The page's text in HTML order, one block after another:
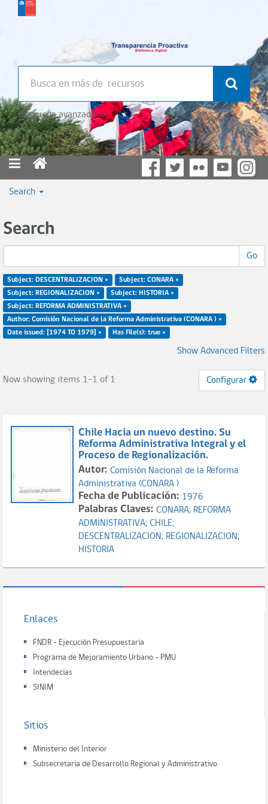
Búsqueda avanzada >>
Search
Search
Go
Subject: DESCENTRALIZACION ×
Subject: CONARA ×
Subject: REGIONALIZACION ×
Subject: HISTORIA ×
Subject: REFORMA ADMINISTRATIVA ×
Author: Comisión Nacional de la Reforma Administrativa (CONARA ) ×
Date issued: [1974 TO 1979] ×
Has File(s): true ×
Show Advanced Filters
Now showing items 1-1 of 1 Configurar
Chile Hacia un nuevo destino. Su
Reforma Administrativa Integral y el
Proceso de Regionalización.
Autor: Comisión Nacional de la Reforma
Administrativa (CONARA )
Fecha de Publicación: 1976
Palabras Claves: CONARA; REFORMA
ADMINISTRATIVA; CHILE;
DESCENTRALIZACION; REGIONALIZACION;
HISTORIA
Enlaces
FNDR - Ejecución Presupuestaria
Programa de Mejoramiento Urbano - PMU
Intendecias
SINIM
Sitios
Ministerio del Interior
Subsecretaria de Desarrollo Regional y Administrativo